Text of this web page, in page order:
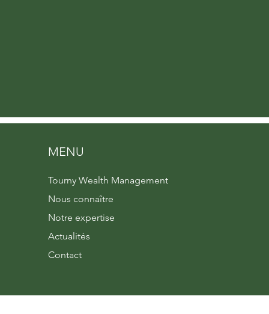
MENU
Tourny Wealth Management
Nous connaître
Notre expertise
Actualités
Contact